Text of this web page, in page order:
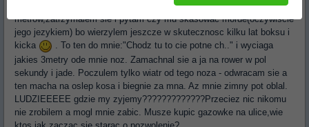
jedziesz qrwoooo,co to sciezka rowerowa?". To przejechalem kilka
metrow,zatrzymalem sie i pytam czy mu skasowac morde(oczywiscie
jego jezykiem) bo wierzylem jeszcze w skutecznosc kilku lat boksu i
kicka
. To ten do mnie:"Chodz tu to cie potne ch.." i wyciaga
jakies 3metry ode mnie noz. Zamachnal sie a ja na rower w pol
sekundy i jade. Poczulem tylko wiatr od tego noza - odwracam sie a
ten macha na oslep kosa i biegnie za mna. Az mnie zimny pot oblal.
LUDZIEEEEE gdzie my zyjemy?????????????Przeciez nic nikomu
nie zrobilem a mogl mnie zabic. Musze kupic gazowke na ulice,wie